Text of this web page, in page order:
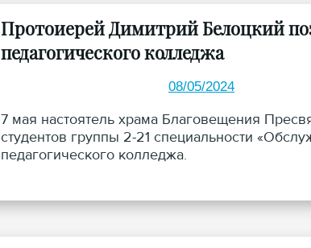
Протоиерей Димитрий Белоцкий
педагогического колледжа
08/05/2024
7 мая настоятель храма Благовещения
студентов группы 2-21 специальности
педагогического колледжа.